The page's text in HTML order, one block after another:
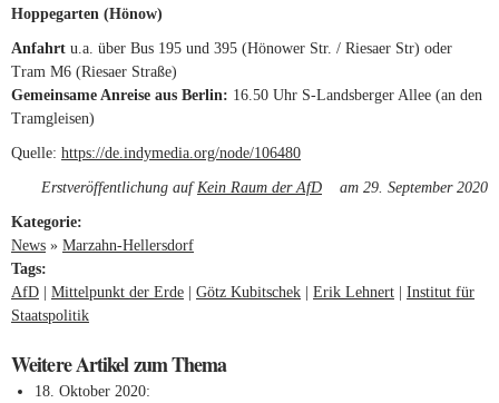
Hoppegarten (Hönow)
Anfahrt u.a. über Bus 195 und 395 (Hönower Str. / Riesaer Str) oder
Tram M6 (Riesaer Straße)
Gemeinsame Anreise aus Berlin: 16.50 Uhr S-Landsberger Allee (an den
Tramgleisen)
Quelle: https://de.indymedia.org/node/106480
Erstveröffentlichung aufKein Raum der AfD (link is external)
am 29. September 2020
Kategorie:
News » Marzahn-Hellersdorf
Tags:
AfD
Mittelpunkt der Erde Götz Kubitschek Erik Lehnert
Institut für
Staatspolitik
Weitere Artikel zum Thema
18. Oktober 2020